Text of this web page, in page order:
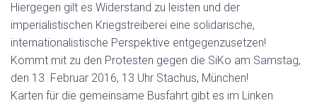
Hiergegen gilt es Widerstand zu leisten und der
imperialistischen Kriegstreiberei eine solidarische,
internationalistische Perspektive entgegenzusetzen!
Kommt mit zu den Protesten gegen die SiKo am Samstag,
den 13. Februar 2016, 13 Uhr Stachus, München!
Karten für die gemeinsame Busfahrt gibt es im Linken